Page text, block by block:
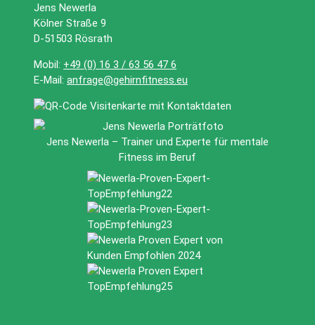
Jens Newerla
Kölner Straße 9
D-51503 Rösrath
Mobil: +49 (0) 16 3 / 63 56 47 6
E-Mail: anfrage@gehirnfitness.eu
Jens Newerla – Trainer und Experte für mentale
Fitness im Beruf